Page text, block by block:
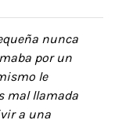
nunca
por un
le
mal llamada
a una